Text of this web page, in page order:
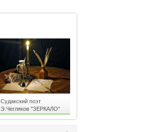
Судакский поэт
Э.Чегляков "ЗЕРКАЛО"